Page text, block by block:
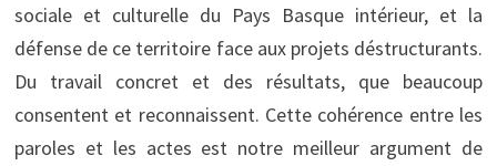
sociale et culturelle du Pays Basque intérieur, et la
défense de ce territoire face aux projets déstructurants.
Du travail concret et des résultats, que beaucoup
consentent et reconnaissent. Cette cohérence entre les
paroles et les actes est notre meilleur argument de